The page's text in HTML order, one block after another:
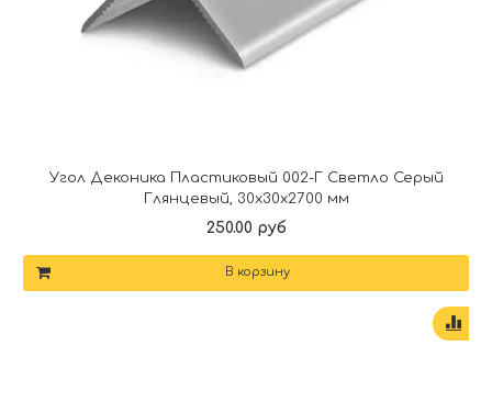
Угол Деконика Пластиковый 002-Г Светло Серый
Глянцевый, 30х30х2700 мм
250.00 руб
В корзину